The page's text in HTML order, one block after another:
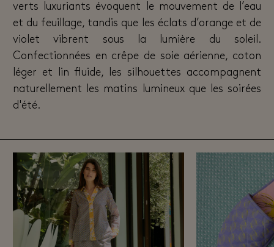
verts luxuriants évoquent le mouvement de l’eau
et du feuillage, tandis que les éclats d’orange et de
violet vibrent sous la lumière du soleil.
Confectionnées en crêpe de soie aérienne, coton
léger et lin fluide, les silhouettes accompagnent
naturellement les matins lumineux que les soirées
d'été.